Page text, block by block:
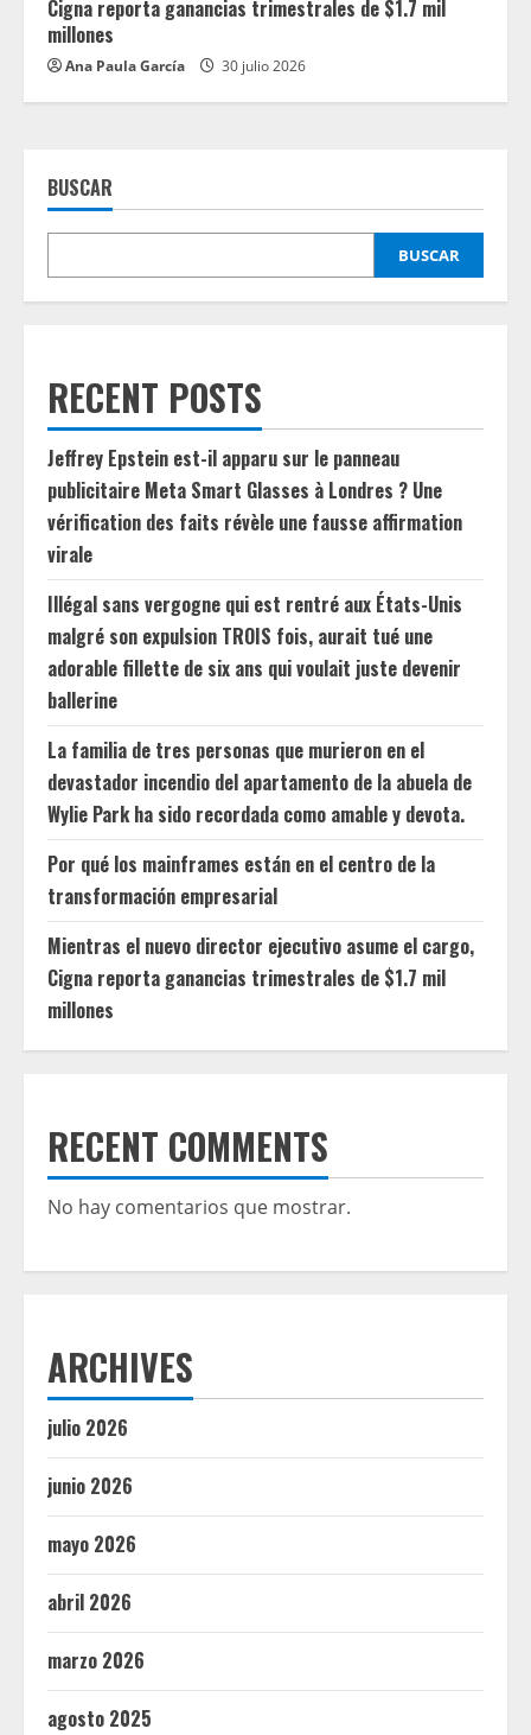
Cigna reporta ganancias trimestrales de $1.7 mil
millones
Ana Paula García 30 julio 2026
BUSCAR
BUSCAR
RECENT POSTS
Jeffrey Epstein est-il apparu sur le panneau
publicitaire Meta Smart Glasses à Londres ? Une
vérification des faits révèle une fausse affirmation
virale
Illégal sans vergogne qui est rentré aux États-Unis
malgré son expulsion TROIS fois, aurait tué une
adorable fillette de six ans qui voulait juste devenir
ballerine
La familia de tres personas que murieron en el
devastador incendio del apartamento de la abuela de
Wylie Park ha sido recordada como amable y devota.
Por qué los mainframes están en el centro de la
transformación empresarial
Mientras el nuevo director ejecutivo asume el cargo,
Cigna reporta ganancias trimestrales de $1.7 mil
millones
RECENT COMMENTS
No hay comentarios que mostrar.
ARCHIVES
julio 2026
junio 2026
mayo 2026
abril 2026
marzo 2026
agosto 2025